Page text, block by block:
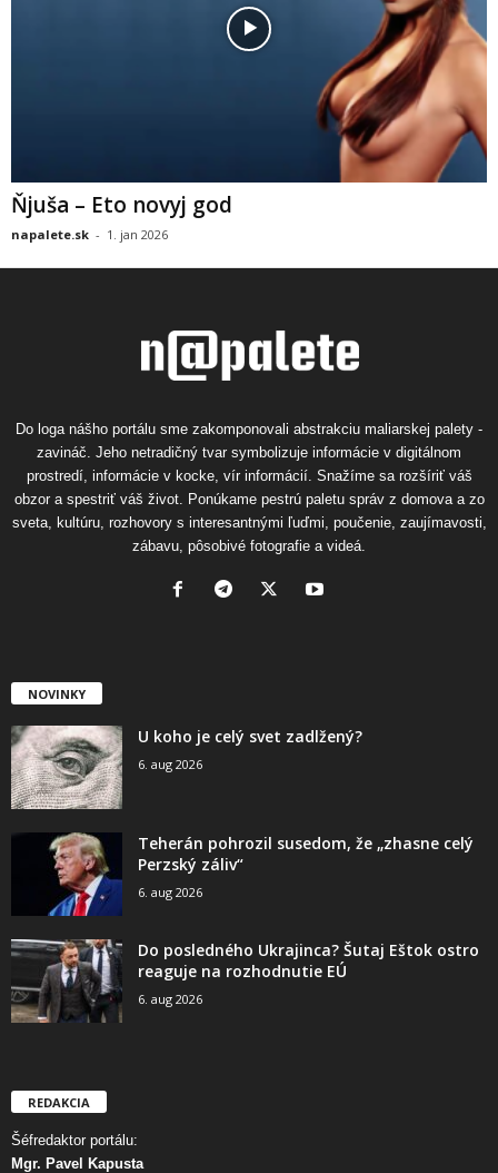
Ňjuša – Eto novyj god
napalete.sk - 1. jan 2026
Do loga nášho portálu sme zakomponovali abstrakciu maliarskej palety -
zavináč. Jeho netradičný tvar symbolizuje informácie v digitálnom
prostredí, informácie v kocke, vír informácií. Snažíme sa rozšíriť váš
obzor a spestriť váš život. Ponúkame pestrú paletu správ z domova a zo
sveta, kultúru, rozhovory s interesantnými ľuďmi, poučenie, zaujímavosti,
zábavu, pôsobivé fotografie a videá.
NOVINKY
U koho je celý svet zadlžený?
6. aug 2026
Teherán pohrozil susedom, že „zhasne celý
Perzský záliv“
6. aug 2026
Do posledného Ukrajinca? Šutaj Eštok ostro
reaguje na rozhodnutie EÚ
6. aug 2026
REDAKCIA
Šéfredaktor portálu:
Mgr. Pavel Kapusta